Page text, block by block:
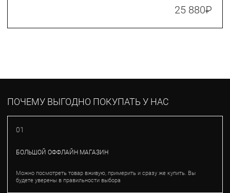
25 880₽
ПОЧЕМУ ВЫГОДНО ПОКУПАТЬ У НАС
01
БОЛЬШОЙ ОФФЛАЙН МАГАЗИН
Можно посмотреть товар вживую, примерить и сразу же купить. Вы
будете уверены в правильности выбора